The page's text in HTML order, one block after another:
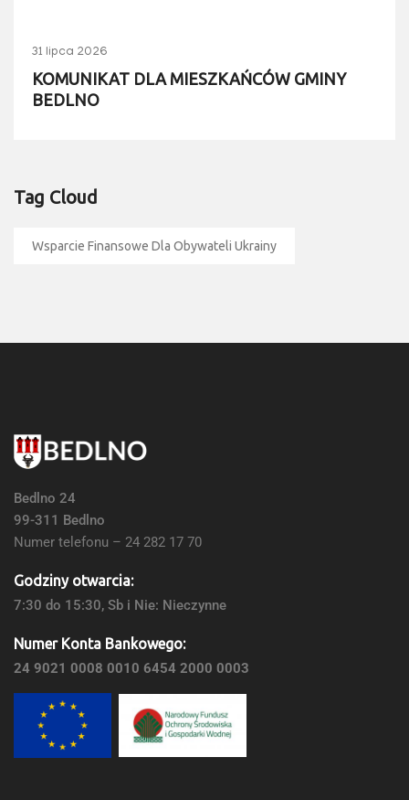
31 lipca 2026
KOMUNIKAT DLA MIESZKAŃCÓW GMINY
BEDLNO
Tag Cloud
Wsparcie Finansowe Dla Obywateli Ukrainy
Bedlno 24
99-311 Bedlno
Numer telefonu – 24 282 17 70
Godziny otwarcia:
7:30 do 15:30, Sb i Nie: Nieczynne
Numer Konta Bankowego:
24 9021 0008 0010 6454 2000 0003